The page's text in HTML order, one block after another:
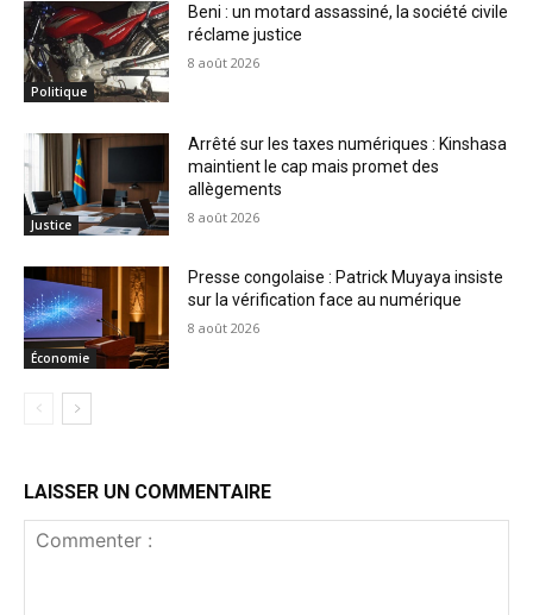
Politique
Beni : un motard assassiné, la société civile
réclame justice
8 août 2026
Justice
Arrêté sur les taxes numériques : Kinshasa
maintient le cap mais promet des
allègements
8 août 2026
Économie
Presse congolaise : Patrick Muyaya insiste
sur la vérification face au numérique
8 août 2026
LAISSER UN COMMENTAIRE